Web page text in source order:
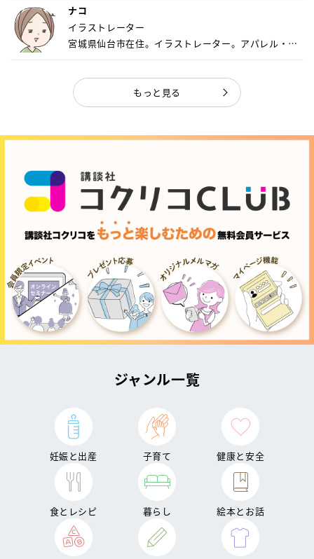
ナコ
イラストレーター
宮城県仙台市在住。イラストレーター。アパレル・キ
もっと見る
ジャンル一覧
妊娠と出産 子育て 健康と安全
食とレシピ 暮らし 絵本とお話